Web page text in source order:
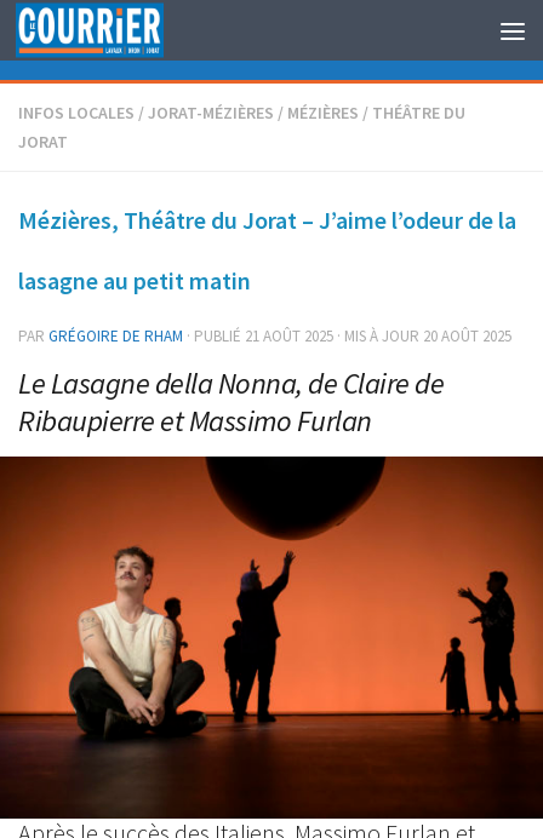
Au dessous du contenu
INFOS LOCALES /JORAT-MÉZIÈRES / MÉZIÈRES / THÉÂTRE DU
JORAT
Mézières, Théâtre du Jorat – J’aime l’odeur de la
lasagne au petit matin
PAR GRÉGOIRE DE RHAM · PUBLIÉ 21 AOÛT 2025 · MIS À JOUR 20 AOÛT 2025
Le Lasagne della Nonna, de Claire de
Ribaupierre et Massimo Furlan